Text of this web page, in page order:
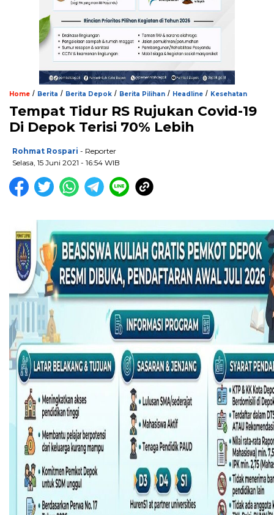
Home / Berita / Berita Depok / Berita Pilihan / Headline / Kesehatan
Tempat Tidur RS Rujukan Covid-19
Di Depok Terisi 70% Lebih
Rohmat Rospari - Reporter
Selasa, 15 Juni 2021 - 16:54 WIB